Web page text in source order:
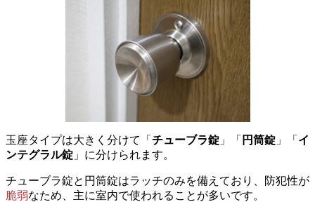
玉座タイプは大きく分けて「 チューブラ錠 」「 円筒錠 」「 イ
ンテグラル錠 」に分けられます。
チューブラ錠と円筒錠はラッチのみを備えており、防犯性が
脆弱なため、主に室内で使われることが多いです。